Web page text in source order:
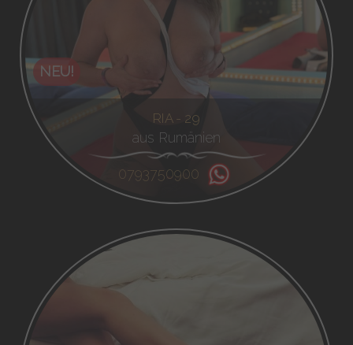
NEU!
RIA - 29
aus Rumänien
0793750900